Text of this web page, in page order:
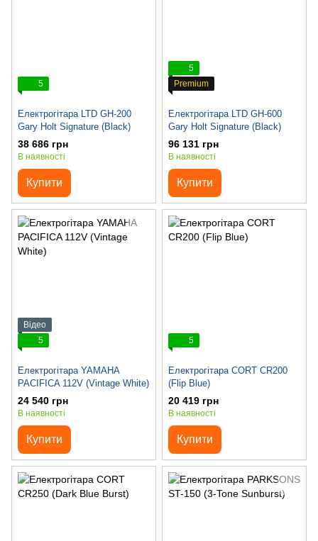
5
Електрогітара LTD GH-200
Gary Holt Signature (Black)
38 686 грн
В наявності
Купити
5
Premium
Електрогітара LTD GH-600
Gary Holt Signature (Black)
96 131 грн
В наявності
Купити
Відео
5
Електрогітара YAMAHA
PACIFICA 112V (Vintage White)
24 540 грн
В наявності
Купити
5
Електрогітара CORT CR200
(Flip Blue)
20 419 грн
В наявності
Купити